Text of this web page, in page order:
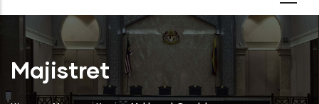
Majistret